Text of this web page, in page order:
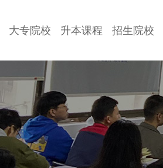
大专院校 升本课程 招生院校